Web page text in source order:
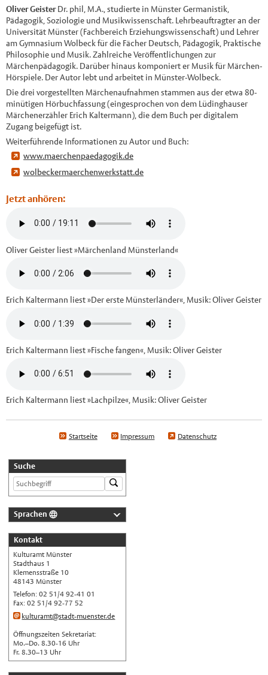
Oliver GeisterDr. phil, M.A., studierte in Münster Germanistik,
Pädagogik, Soziologie und Musikwissenschaft. Lehrbeauftragter an der
Universität Münster (Fachbereich Erziehungswissenschaft) und Lehrer
am Gymnasium Wolbeck für die Fächer Deutsch, Pädagogik, Praktische
Philosophie und Musik. Zahlreiche Veröffentlichungen zur
Märchenpädagogik. Darüber hinaus komponiert er Musik für Märchen-
Hörspiele. Der Autor lebt und arbeitet in Münster-Wolbeck.
Die drei vorgestellten Märchenaufnahmen stammen aus der etwa 80-
minütigen Hörbuchfassung (eingesprochen von dem Lüdinghauser
Märchenerzähler Erich Kaltermann), die dem Buch per digitalem
Zugang beigefügt ist.
Weiterführende Informationen zu Autor und Buch:
www.maerchenpaedagogik.de
wolbeckermaerchenwerkstatt.de
Jetzt anhören:
Oliver Geister liest »Märchenland Münsterland«
Erich Kaltermann liest »Der erste Münsterländer«, Musik: Oliver Geister
Erich Kaltermann liest »Fische fangen«, Musik: Oliver Geister
Erich Kaltermann liest »Lachpilze«, Musik: Oliver Geister
Startseite Impressum Datenschutz
Suche
Sprachen
Nederlands
English
Українська
Türkçe
اللغة العربية
Français
Español
Kontakt
Kulturamt Münster
Stadthaus 1
Klemensstraße 10
48143 Münster
Telefon: 02 51/4 92-41 01
Fax: 02 51/4 92-77 52
kulturamt@stadt-muenster.de
Öffnungszeiten Sekretariat:
Mo.–Do. 8.30-16 Uhr
Fr. 8.30–13 Uhr